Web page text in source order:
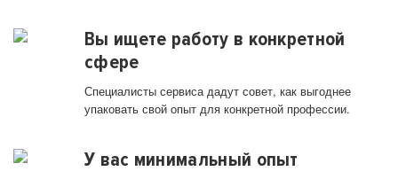
Вы ищете работу в конкретной
сфере
Специалисты сервиса дадут совет, как выгоднее
упаковать свой опыт для конкретной профессии.
У вас минимальный опыт